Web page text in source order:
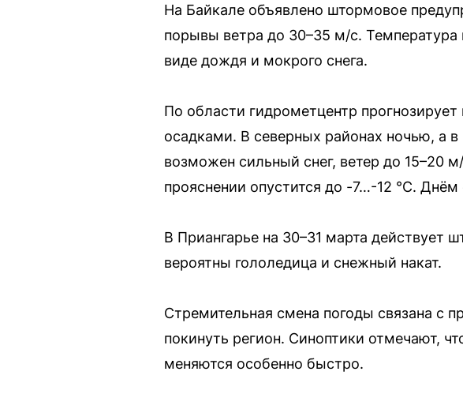
На Байкале объявлено штормовое
порывы ветра до 30–35 м/с. Температура
виде дождя и мокрого снега.
По области гидрометцентр
осадками. В северных районах ночью, а
возможен сильный снег, ветер до 15–20
прояснении опустится до -7…-12 °C.
В Приангарье на 30–31 марта действует
вероятны гололедица и снежный накат.
Стремительная смена погоды связана с
покинуть регион. Синоптики отмечают,
меняются особенно быстро.